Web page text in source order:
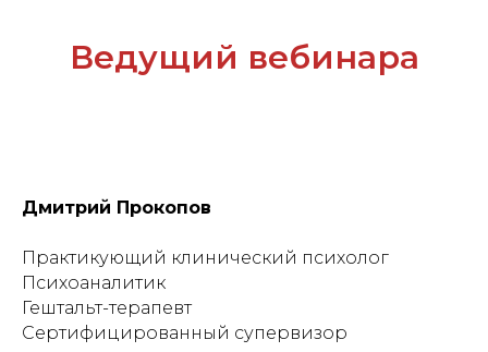
Ведущий вебинара
Дмитрий Прокопов
Практикующий клинический психолог
Психоаналитик
Гештальт-терапевт
Сертифицированный супервизор